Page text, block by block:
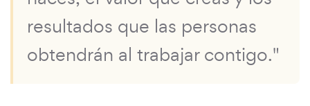
resultados que las personas
obtendrán al trabajar contigo."